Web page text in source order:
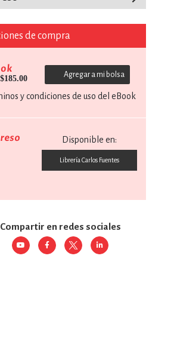
de compra
$185.00 Agregar a mi bolsa
y condiciones de uso del eBook
Disponible en:
Librería Carlos Fuentes
Compartir en redes sociales